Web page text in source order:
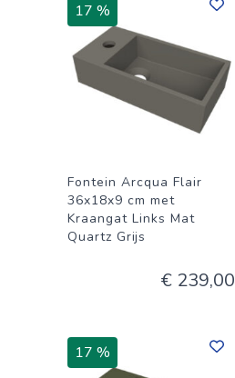
17 %
Fontein Arcqua Flair
36x18x9 cm met
Kraangat Links Mat
Quartz Grijs
€ 239,00
17 %